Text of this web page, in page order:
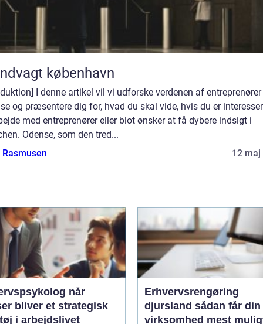
københavn
I denne artikel vil vi udforske verdenen af
og præsentere dig for, hvad du skal vide, hvis du er
med entreprenører eller blot ønsker at få dybere indsigt i
Odense, som den tred...
12 maj
når
bliver et strategisk
i arbejdslivet
Erhvervsrengøring
djursland sådan får din
virksomhed mest